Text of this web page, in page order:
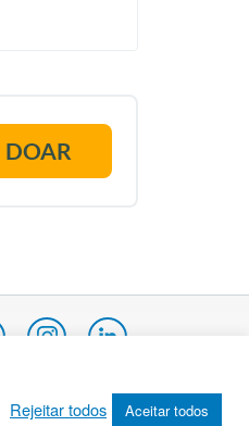
DOAR
Rejeitar todos Aceitar todos